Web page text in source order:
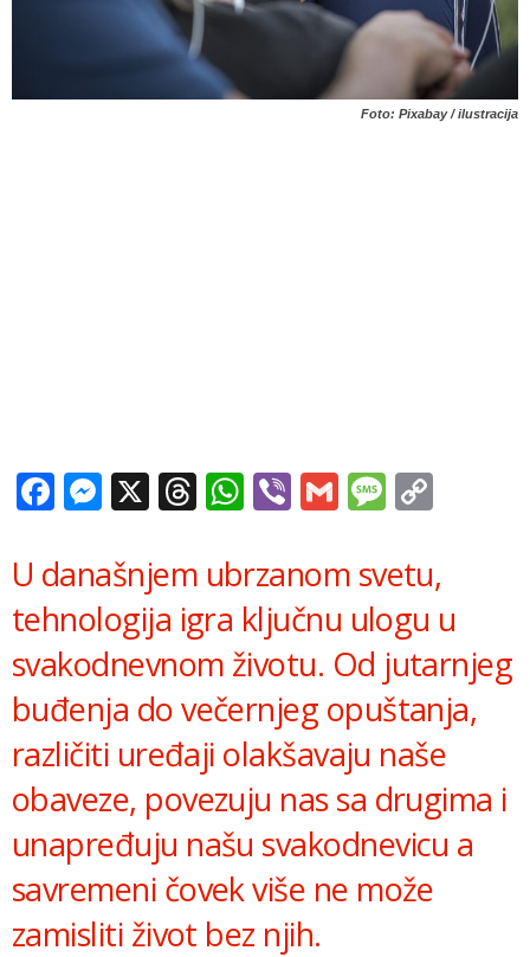
Foto: Pixabay / ilustracija
Facebook
Messenger
X Threads
WhatsApp
ViberGmail
U današnjem ubrzanom svetu,
tehnologija igra ključnu ulogu u
svakodnevnom životu. Od jutarnjeg
buđenja do večernjeg opuštanja,
različiti uređaji olakšavaju naše
obaveze, povezuju nas sa drugima i
unapređuju našu svakodnevicu a
savremeni čovek više ne može
zamisliti život bez njih.